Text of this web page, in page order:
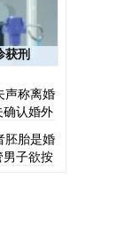
获刑
声称离婚
确认婚外
院
胚胎是婚
男子欲按